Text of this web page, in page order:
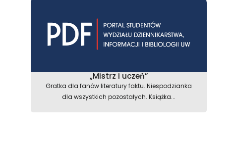
„Mistrz i uczeń”
Gratka dla fanów literatury faktu. Niespodzianka
dla wszystkich pozostałych. Książka...